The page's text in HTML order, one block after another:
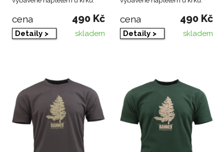
cena 490 Kč
Detaily > skladem
cena 490 Kč
Detaily > skladem